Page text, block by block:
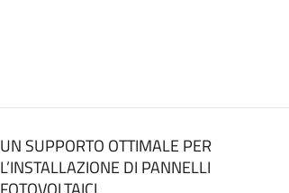
UN SUPPORTO OTTIMALE PER
L’INSTALLAZIONE DI PANNELLI